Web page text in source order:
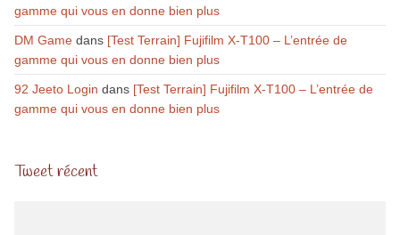
gamme qui vous en donne bien plus
DM Gamedans [Test Terrain] Fujifilm X-T100 – L’entrée de
gamme qui vous en donne bien plus
92 Jeeto Login dans [Test Terrain] Fujifilm X-T100 – L’entrée de
gamme qui vous en donne bien plus
Tweet récent